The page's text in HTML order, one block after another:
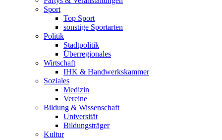
Sport
Top Sport
sonstige Sportarten
Politik
Stadtpolitik
Überregionales
Wirtschaft
IHK & Handwerkskammer
Soziales
Medizin
Vereine
Bildung & Wissenschaft
Universität
Bildungsträger
Kultur